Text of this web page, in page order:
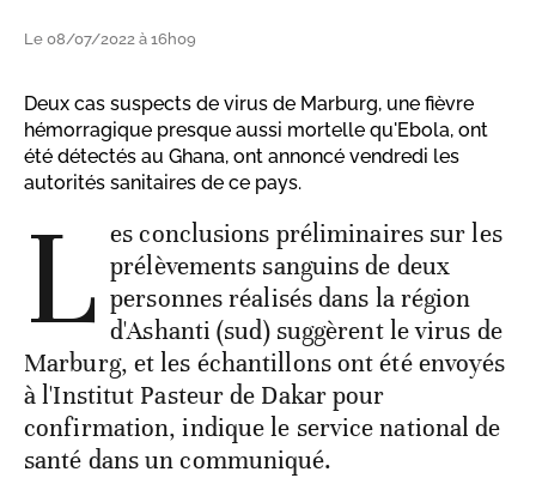
Le 08/07/2022 à 16h09
Deux cas suspects de virus de Marburg, une fièvre
hémorragique presque aussi mortelle qu'Ebola, ont
été détectés au Ghana, ont annoncé vendredi les
autorités sanitaires de ce pays.
L es conclusions préliminaires sur les
prélèvements sanguins de deux
personnes réalisés dans la région
d'Ashanti (sud) suggèrent le virus de
Marburg, et les échantillons ont été envoyés
à l'Institut Pasteur de Dakar pour
confirmation, indique le service national de
santé dans un communiqué.